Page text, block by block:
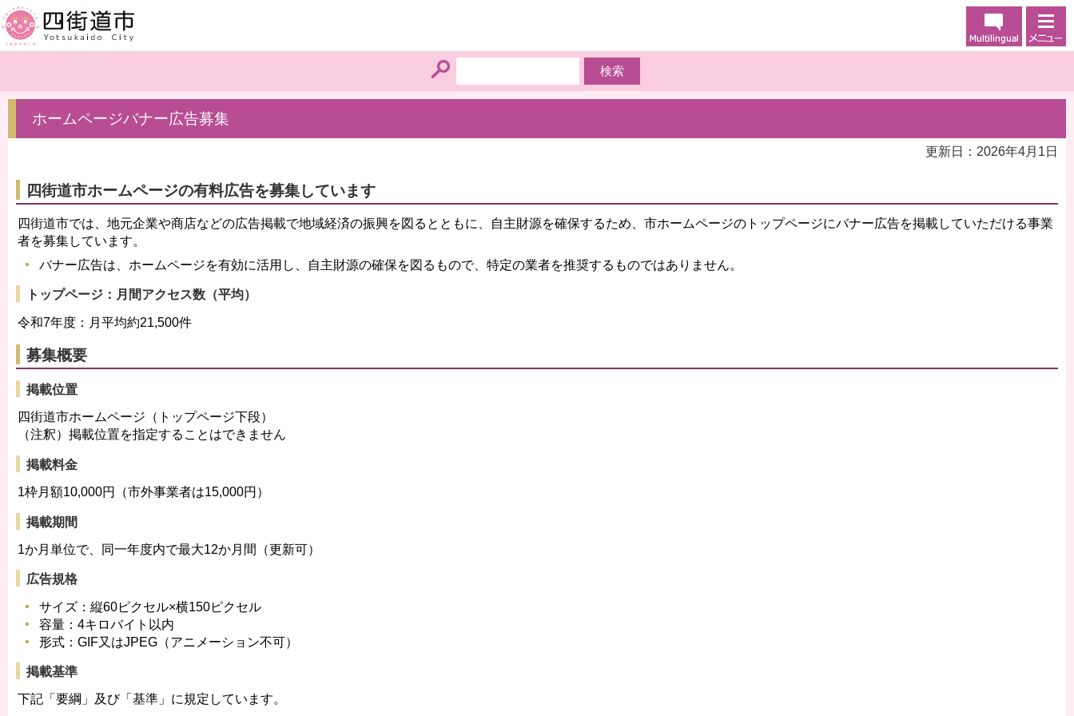
ホームページバナー広告募集
更新日：2026年4月1日
四街道市ホームページの有料広告を募集しています
四街道市では、地元企業や商店などの広告掲載で地域経済の振興を図るとともに、自主財源を確保するため、市ホームページのトップページにバナー広告を掲載していただける事業
者を募集しています。
バナー広告は、ホームページを有効に活用し、自主財源の確保を図るもので、特定の業者を推奨するものではありません。
トップページ：月間アクセス数（平均）
令和7年度：月平均約21,500件
募集概要
掲載位置
四街道市ホームページ（トップページ下段）
（注釈）掲載位置を指定することはできません
掲載料金
1枠月額10,000円（市外事業者は15,000円）
掲載期間
1か月単位で、同一年度内で最大12か月間（更新可）
広告規格
サイズ：縦60ピクセル×横150ピクセル
容量：4キロバイト以内
形式：GIF又はJPEG（アニメーション不可）
掲載基準
下記「要綱」及び「基準」に規定しています。